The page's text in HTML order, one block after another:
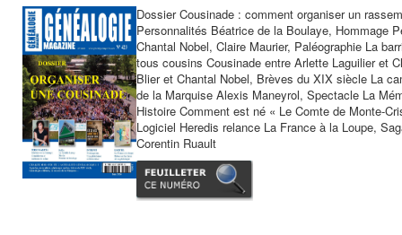
Dossier Cousinade : comment organiser un
Personnalités Béatrice de la Boulaye, Hommage
Chantal Nobel, Claire Maurier, Paléographie La
tous cousins Cousinade entre Arlette Laguilier et
Blier et Chantal Nobel, Brèves du XIX siècle La
de la Marquise Alexis Maneyrol, Spectacle La
Histoire Comment est né « Le Comte de Monte-
Logiciel Heredis relance La France à la Loupe,
Corentin Ruault